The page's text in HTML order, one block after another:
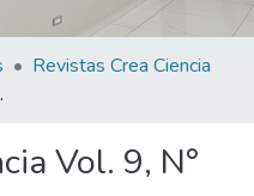
Revistas Crea Ciencia
N° 2
Vol. 9, N°